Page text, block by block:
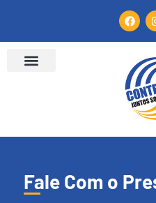
Fale Com o